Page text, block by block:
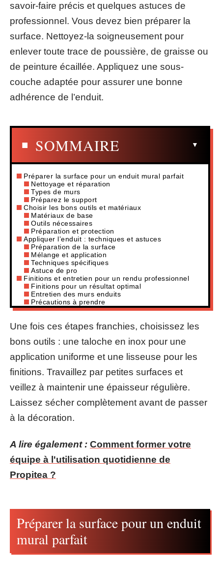
savoir-faire précis et quelques astuces de
professionnel. Vous devez bien préparer la
surface. Nettoyez-la soigneusement pour
enlever toute trace de poussière, de graisse ou
de peinture écaillée. Appliquez une sous-
couche adaptée pour assurer une bonne
adhérence de l’enduit.
SOMMAIRE
Préparer la surface pour un enduit mural parfait
Nettoyage et réparation
Types de murs
Préparez le support
Choisir les bons outils et matériaux
Matériaux de base
Outils nécessaires
Préparation et protection
Appliquer l’enduit : techniques et astuces
Préparation de la surface
Mélange et application
Techniques spécifiques
Astuce de pro
Finitions et entretien pour un rendu professionnel
Finitions pour un résultat optimal
Entretien des murs enduits
Précautions à prendre
Une fois ces étapes franchies, choisissez les
bons outils : une taloche en inox pour une
application uniforme et une lisseuse pour les
finitions. Travaillez par petites surfaces et
veillez à maintenir une épaisseur régulière.
Laissez sécher complètement avant de passer
à la décoration.
A lire également : Comment former votre
équipe à l'utilisation quotidienne de
Propitea ?
Préparer la surface pour un enduit
mural parfait